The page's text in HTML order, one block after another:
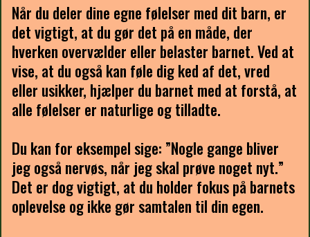
Når du deler dine egne følelser med dit barn, er
det vigtigt, at du gør det på en måde, der
hverken overvælder eller belaster barnet. Ved at
vise, at du også kan føle dig ked af det, vred
eller usikker, hjælper du barnet med at forstå, at
alle følelser er naturlige og tilladte.
Du kan for eksempel sige: ”Nogle gange bliver
jeg også nervøs, når jeg skal prøve noget nyt.”
Det er dog vigtigt, at du holder fokus på barnets
oplevelse og ikke gør samtalen til din egen.